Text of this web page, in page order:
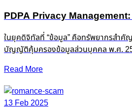
PDPA Privacy
ในยุคดิจิทัลที่ “ข้อมูล” คือทรัพยากรสำคั
บัญญัติคุ้มครองข้อมูลส่วนบุคคล พ.ศ.
Read More
13 Feb 2025